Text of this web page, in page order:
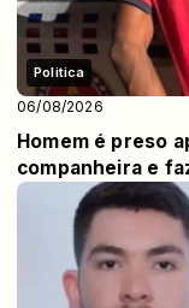
Politica
06/08/2026
Homem é preso
companheira e